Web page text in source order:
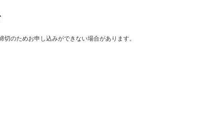
切のためお申し込みができない場合があります。